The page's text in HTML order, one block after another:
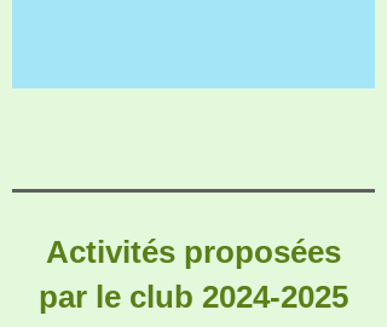
Activités proposées
par le club 2024-2025